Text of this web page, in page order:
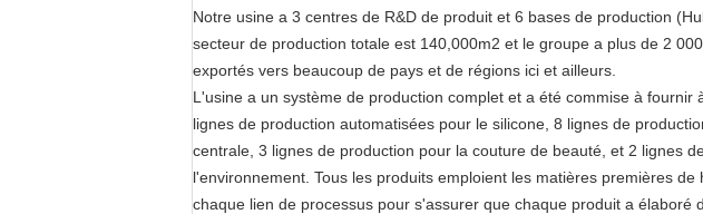
Notre usine a 3 centres de R&D de produit et 6 bases de production
secteur de production totale est 140,000m2 et le groupe a plus de 2
exportés vers beaucoup de pays et de régions ici et ailleurs.
L'usine a un système de production complet et a été commise à
lignes de production automatisées pour le silicone, 8 lignes de
centrale, 3 lignes de production pour la couture de beauté, et 2 lignes
l'environnement. Tous les produits emploient les matières premières
chaque lien de processus pour s'assurer que chaque produit a élaboré